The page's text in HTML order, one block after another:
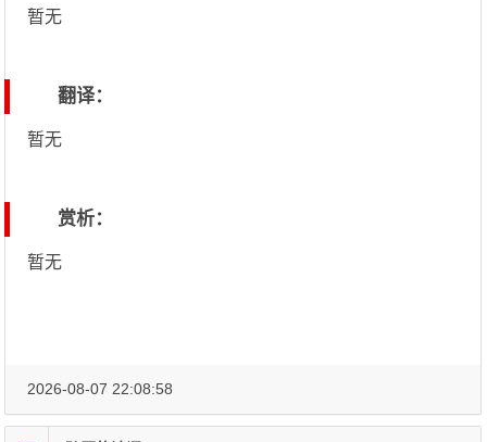
暂无
翻译：
暂无
赏析：
暂无
2026-08-07 22:08:58